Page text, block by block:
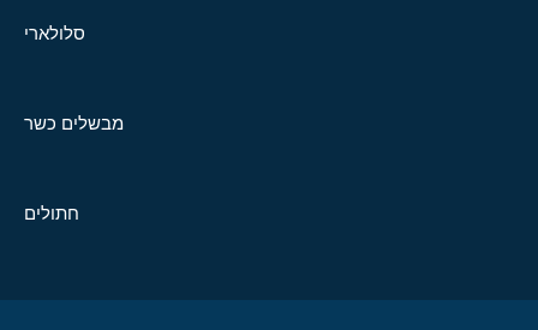
סלולארי
מבשלים כשר
חתולים